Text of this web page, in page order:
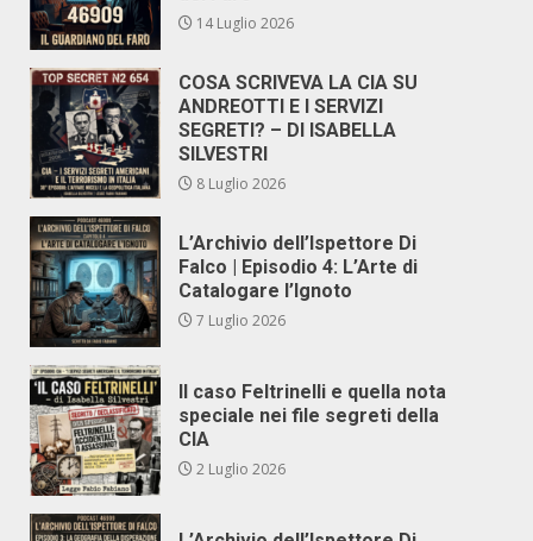
14 Luglio 2026
COSA SCRIVEVA LA CIA SU
ANDREOTTI E I SERVIZI
SEGRETI? – DI ISABELLA
SILVESTRI
8 Luglio 2026
L’Archivio dell’Ispettore Di
Falco | Episodio 4: L’Arte di
Catalogare l’Ignoto
7 Luglio 2026
Il caso Feltrinelli e quella nota
speciale nei file segreti della
CIA
2 Luglio 2026